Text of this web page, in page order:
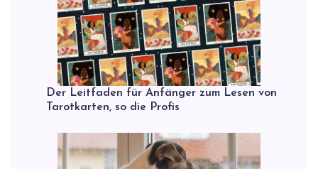
Der Leitfaden für Anfänger zum Lesen von
Tarotkarten, so die Profis